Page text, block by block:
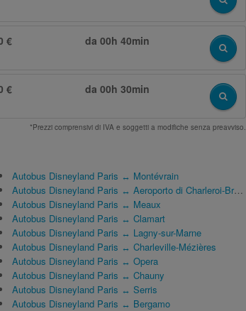
€ da 00h 40min
€ da 00h 30min
*Prezzi comprensivi di IVA e soggetti a modifiche senza preavviso.
Autobus Disneyland Paris ↔ Montévrain
Autobus Disneyland Paris ↔ Aeroporto di Charleroi-Bruxelles Sud (CRL)
Autobus Disneyland Paris ↔ Meaux
Autobus Disneyland Paris ↔ Clamart
Autobus Disneyland Paris ↔ Lagny-sur-Marne
Autobus Disneyland Paris ↔ Charleville-Mézières
Autobus Disneyland Paris ↔ Opera
Autobus Disneyland Paris ↔ Chauny
Autobus Disneyland Paris ↔ Serris
Autobus Disneyland Paris ↔ Bergamo